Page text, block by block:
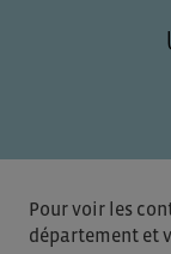
Pour voir les
département et